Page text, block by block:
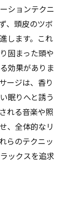
ションテクニ
、頭皮のツボ
します。これ
固まった頭や
効果がありま
ージは、香り
眠りへと誘う
れる音楽や照
、全体的なリ
らのテクニッ
ックスを追求